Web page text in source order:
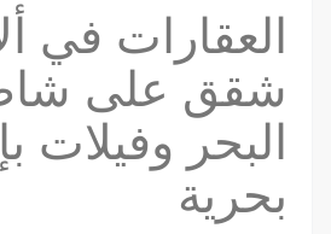
العقارات في
شقق على
البحر وفيلات
بحرية